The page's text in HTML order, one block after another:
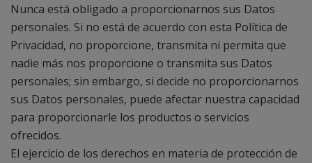
Nunca está obligado a proporcionarnos sus Datos
personales. Si no está de acuerdo con esta Política de
Privacidad, no proporcione, transmita ni permita que
nadie más nos proporcione o transmita sus Datos
personales; sin embargo, si decide no proporcionarnos
sus Datos personales, puede afectar nuestra capacidad
para proporcionarle los productos o servicios
ofrecidos.
El ejercicio de los derechos en materia de protección de